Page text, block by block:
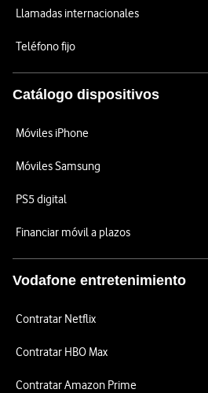
Llamadas internacionales
Teléfono fijo
Catálogo dispositivos
Móviles iPhone
Móviles Samsung
PS5 digital
Financiar móvil a plazos
Vodafone entretenimiento
Contratar Netflix
Contratar HBO Max
Contratar Amazon Prime